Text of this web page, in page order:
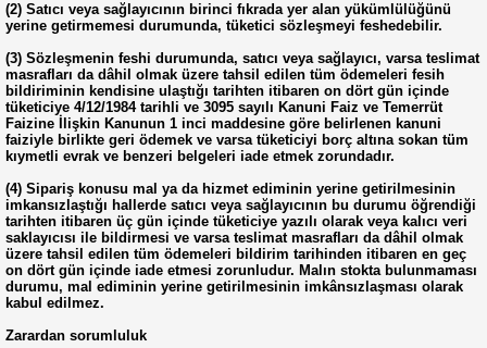
(2) Satıcı veya sağlayıcının birinci fıkrada yer alan yükümlülüğünü
yerine getirmemesi durumunda, tüketici sözleşmeyi feshedebilir.
(3) Sözleşmenin feshi durumunda, satıcı veya sağlayıcı, varsa teslimat
masrafları da dâhil olmak üzere tahsil edilen tüm ödemeleri fesih
bildiriminin kendisine ulaştığı tarihten itibaren on dört gün içinde
tüketiciye 4/12/1984 tarihli ve 3095 sayılı Kanuni Faiz ve Temerrüt
Faizine İlişkin Kanunun 1 inci maddesine göre belirlenen kanuni
faiziyle birlikte geri ödemek ve varsa tüketiciyi borç altına sokan tüm
kıymetli evrak ve benzeri belgeleri iade etmek zorundadır.
(4) Sipariş konusu mal ya da hizmet ediminin yerine getirilmesinin
imkansızlaştığı hallerde satıcı veya sağlayıcının bu durumu öğrendiği
tarihten itibaren üç gün içinde tüketiciye yazılı olarak veya kalıcı veri
saklayıcısı ile bildirmesi ve varsa teslimat masrafları da dâhil olmak
üzere tahsil edilen tüm ödemeleri bildirim tarihinden itibaren en geç
on dört gün içinde iade etmesi zorunludur. Malın stokta bulunmaması
durumu, mal ediminin yerine getirilmesinin imkânsızlaşması olarak
kabul edilmez.
Zarardan sorumluluk